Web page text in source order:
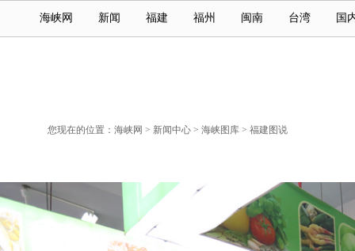
海峡网 新闻 福建 福州 闽南 台湾 国
您现在的位置： 海峡网 > 新闻中心 > 海峡图库 > 福建图说